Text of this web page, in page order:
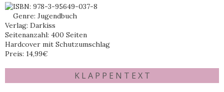
ISBN: 978-3-95649-037-8
Genre: Jugendbuch
Verlag: Darkiss
Seitenanzahl: 400 Seiten
Hardcover mit Schutzumschlag
Preis: 14,99€
K L A P P E N T E X T